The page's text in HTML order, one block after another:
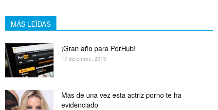
MÁS LEÍDAS
¡Gran año para PorHub!
17 diciembre, 2019
Mas de una vez esta actriz porno te ha
evidenciado